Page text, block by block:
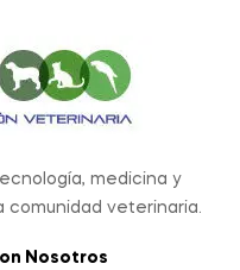
medicina y
comunidad veterinaria.
Nosotros